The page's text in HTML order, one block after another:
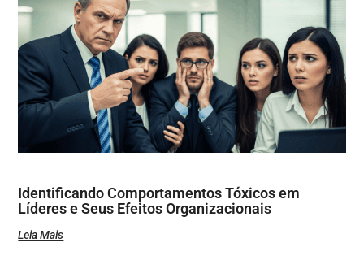
Identificando Comportamentos Tóxicos em
Líderes e Seus Efeitos Organizacionais
Leia Mais